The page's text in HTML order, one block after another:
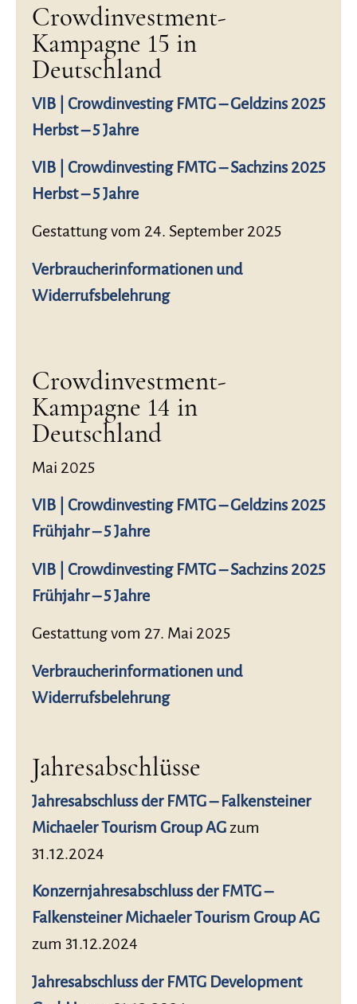
Crowdinvestment-
Kampagne 15 in
Deutschland
VIB | Crowdinvesting FMTG – Geldzins 2025
Herbst – 5 Jahre
VIB | Crowdinvesting FMTG – Sachzins 2025
Herbst – 5 Jahre
Gestattung vom 24. September 2025
Verbraucherinformationen und
Widerrufsbelehrung
Crowdinvestment-
Kampagne 14 in
Deutschland
Mai 2025
VIB | Crowdinvesting FMTG – Geldzins 2025
Frühjahr – 5 Jahre
VIB | Crowdinvesting FMTG – Sachzins 2025
Frühjahr – 5 Jahre
Gestattung vom 27. Mai 2025
Verbraucherinformationen und
Widerrufsbelehrung
Jahresabschlüsse
Jahresabschluss der FMTG – Falkensteiner
Michaeler Tourism Group AG zum
31.12.2024
Konzernjahresabschluss der FMTG –
Falkensteiner Michaeler Tourism Group AG
zum 31.12.2024
Jahresabschluss der FMTG Development